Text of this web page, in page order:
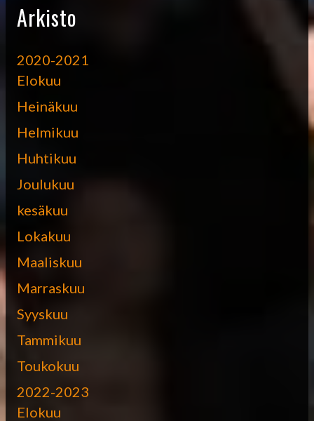
Arkisto
2020-2021
Elokuu
Heinäkuu
Helmikuu
Huhtikuu
Joulukuu
kesäkuu
Lokakuu
Maaliskuu
Marraskuu
Syyskuu
Tammikuu
Toukokuu
2022-2023
Elokuu